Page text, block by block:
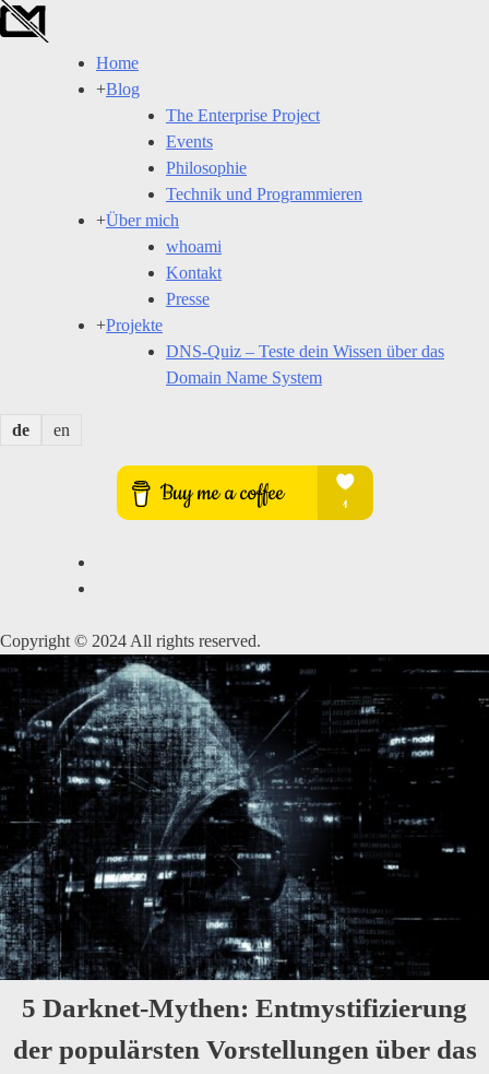
Skip
to
Home
+Blog
The Enterprise Project
Events
Philosophie
Technik und Programmieren
+Über mich
whoami
Kontakt
Presse
+Projekte
DNS-Quiz – Teste dein Wissen über das
Domain Name System
de en
Copyright © 2024 All rights reserved.
5 Darknet-Mythen: Entmystifizierung
der populärsten Vorstellungen über das